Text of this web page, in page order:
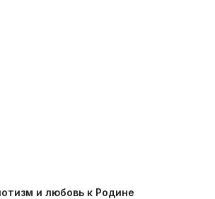
и любовь к Родине